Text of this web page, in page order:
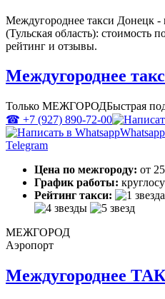
Междугороднее такси Донецк -
(Тульская область): стоимость
рейтинг и отзывы.
Междугороднее
Только МЕЖГОРОДБыстрая
☎ +7 (927) 890-72-00
Whatsapp
Telegram
Цена по межгороду: от
График работы:
Рейтинг такси:
МЕЖГОРОД
Аэропорт
Междугороднее